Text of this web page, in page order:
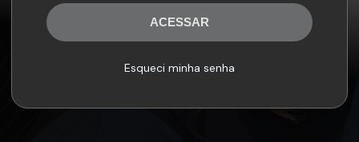
ACESSAR
Esqueci minha senha